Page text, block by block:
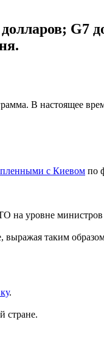
G7
В настоящее
с Киевом по
на уровне
таким
.
стране.